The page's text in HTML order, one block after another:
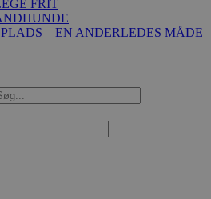
FRIT
– EN ANDERLEDES MÅDE